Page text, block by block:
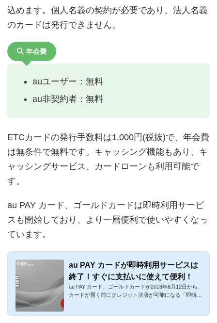
込めます。個人名義の契約が必要であり、法人名義
のカードは発行できません。
年会費
auユーザー：無料
au非契約者：無料
ETCカードの発行手数料は1,000円(税抜)で、年会費
は無条件で無料です。キャッシング機能もあり、キ
ャッシングサービス、カードローンも利用可能で
す。
au PAY カード、ゴールドカードは即時利用サービ
スも開始しており、より一層便利で使いやすくなっ
ています。
au PAY カードが即時利用サービスは
終了！すぐに支払いに使えて便利！
au PAY カード、ゴールドカードが2018年6月12日から、
カードが届く前にクレジット決済が可能になる「即時利